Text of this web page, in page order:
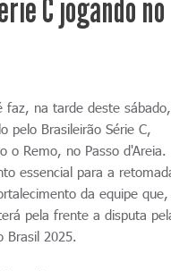
C jogando no
faz, na tarde deste
pelo Brasileirão Série C,
o Remo, no Passo d'Areia.
essencial para a
da equipe
pela frente a disputa
Brasil 2025.